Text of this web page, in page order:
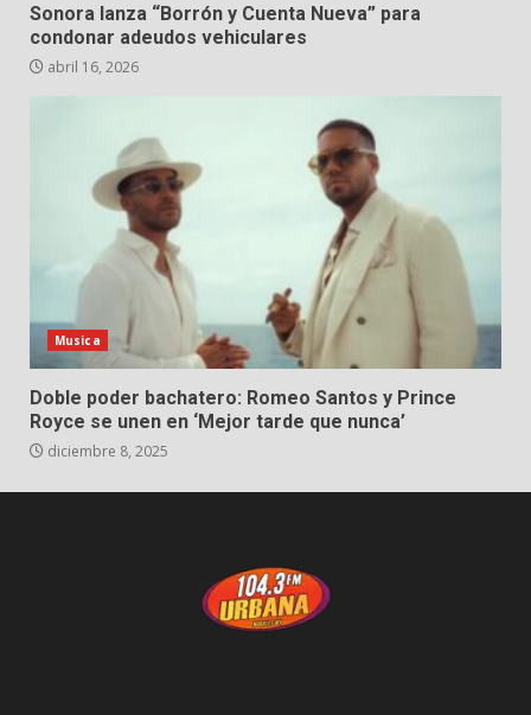
Sonora lanza “Borrón y Cuenta Nueva” para
condonar adeudos vehiculares
abril 16, 2026
Musica
Doble poder bachatero: Romeo Santos y Prince
Royce se unen en ‘Mejor tarde que nunca’
diciembre 8, 2025